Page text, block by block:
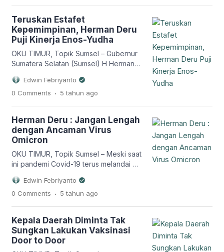
Kabupaten OKU Timur tepatnya di
Desa Campang Tiga Kecamatan
Cempaka dan Kabupaten Ogan Ilir di
Desa Muara Kuang. Dimana jalan
dengan […]
Teruskan Estafet
Kepemimpinan, Herman Deru
Puji Kinerja Enos-Yudha
OKU TIMUR, Topik Sumsel – Gubernur
Sumatera Selatan (Sumsel) H Herman
Kabupaten OKU Timur dari waktu-
kewaktu semakin baik, mulai dari
dalam pelayanan kemasyarakat.
Karena itu sebagai Gubernur Sumsel
sekaligus selaku mantan Bupati OKU
Timur dua periode 2005-2015, Herman
Deru memberikan apresiasi dan […]
Edwin Febriyanto
0 Comments . 5 tahun ago
Herman Deru : Jangan Lengah
dengan Ancaman Virus
Omicron
OKU TIMUR, Topik Sumsel – Meski saat
ini pandemi Covid-19 terus melandai di
Herman Deru meminta masyarakat
untuk tetap mematuhi protokol
Omicron. ” Walaupun Covid sudah
mereda kita jangan lengah. Terutama
penggunaan masker, tetap harus
Edwin Febriyanto
0 Comments . 5 tahun ago
Kepala Daerah Diminta Tak
Sungkan Lakukan Vaksinasi
Door to Door